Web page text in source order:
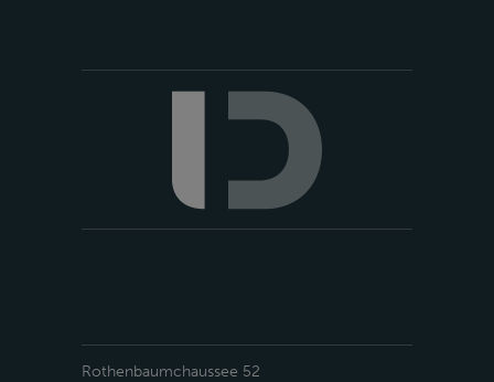
Rothenbaumchaussee 52